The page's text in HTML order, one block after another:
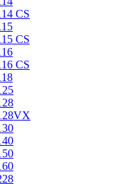
CS
CS
CS